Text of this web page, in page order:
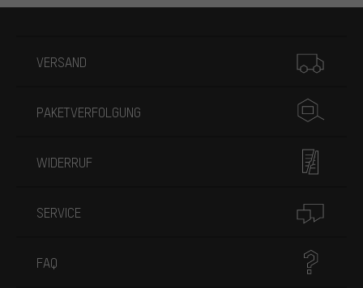
VERSAND
PAKETVERFOLGUNG
WIDERRUF
SERVICE
FAQ